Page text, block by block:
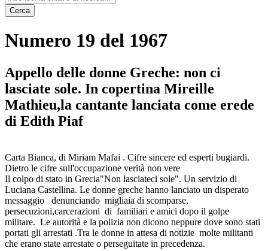
Cerca
Numero 19 del 1967
Appello delle donne Greche: non ci
lasciate sole. In copertina Mireille
Mathieu,la cantante lanciata come erede
di Edith Piaf
Carta Bianca, di Miriam Mafai . Cifre sincere ed esperti bugiardi.
Dietro le cifre sull'occupazione verità non vere
Il colpo di stato in Grecia"Non lasciateci sole". Un servizio di
Luciana Castellina. Le donne greche hanno lanciato un disperato
messaggio denunciando migliaia di scomparse,
persecuzioni,carcerazioni di familiari e amici dopo il golpe
militare. Le autorità e la polizia non dicono neppure dove sono stati
portati gli arrestati .Tra le donne in attesa di notizie molte militanti
che erano state arrestate o perseguitate in precedenza.